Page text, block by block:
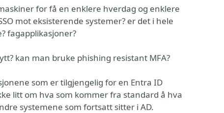
for få en enklere hverdag og enklere
mot eksisterende systemer? er det i hele
fagapplikasjoner?
kan man bruke phishing resistant MFA?
som er tilgjengelig for en Entra ID
litt om hva som kommer fra standard å hva
systemene som fortsatt sitter i AD.